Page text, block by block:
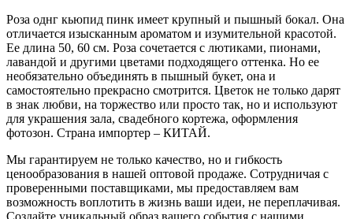
Роза однг кьюпид пинк имеет крупный и пышный бокал. Она
отличается изысканным ароматом и изумительной красотой.
Ее длина 50, 60 см. Роза сочетается с лютиками, пионами,
лавандой и другими цветами подходящего оттенка. Но ее
необязательно объединять в пышный букет, она и
самостоятельно прекрасно смотрится. Цветок не только дарят
в знак любви, на торжество или просто так, но и используют
для украшения зала, свадебного кортежа, оформления
фотозон. Страна импортер – КИТАЙ.
Мы гарантируем не только качество, но и гибкость
ценообразования в нашей оптовой продаже. Сотрудничая с
проверенными поставщиками, мы предоставляем вам
возможность воплотить в жизнь ваши идеи, не переплачивая.
Создайте уникальный образ вашего события с нашими